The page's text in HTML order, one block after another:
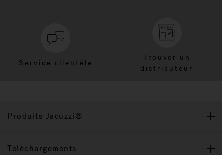
Service clientèle
Trouver un
distributeur
Produits Jacuzzi®
Téléchargements